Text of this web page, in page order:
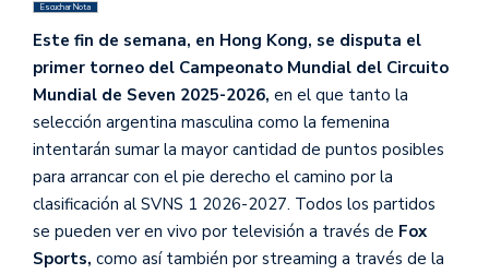
Escuchar Nota
Este fin de semana, en Hong Kong, se disputa el
primer torneo del Campeonato Mundial del Circuito
Mundial de Seven 2025-2026, en el que tanto la
selección argentina masculina como la femenina
intentarán sumar la mayor cantidad de puntos posibles
para arrancar con el pie derecho el camino por la
clasificación al SVNS 1 2026-2027. Todos los partidos
se pueden ver en vivo por televisión a través de Fox
Sports, como así también por streaming a través de la